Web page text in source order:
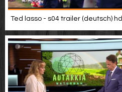
Ted lasso - s04 trailer (deutsch) hd